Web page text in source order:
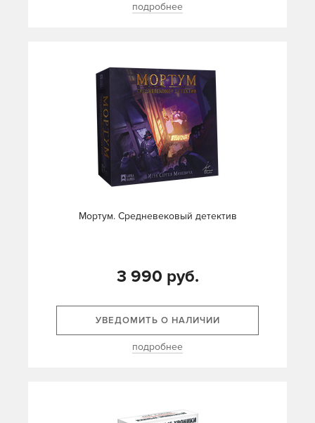
подробнее
Мортум. Средневековый детектив
3 990 руб.
УВЕДОМИТЬ О НАЛИЧИИ
подробнее